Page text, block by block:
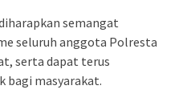
semangat
seluruh anggota Polresta
serta dapat terus
bagi masyarakat.